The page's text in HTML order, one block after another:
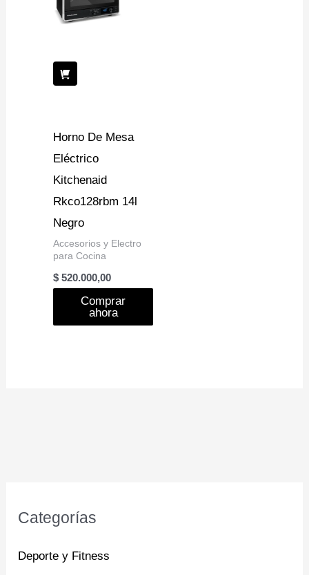
Categorías
Deporte y Fitness
Horno De Mesa
Eléctrico
Kitchenaid
Rkco128rbm 14l
Negro
Accesorios y Electro
para Cocina
$ 520.000,00
Comprar
ahora